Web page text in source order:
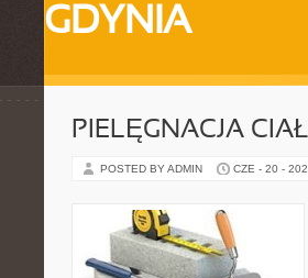
GDYNIA
PIELĘGNACJA
POSTED BY ADMIN CZE - 20 -